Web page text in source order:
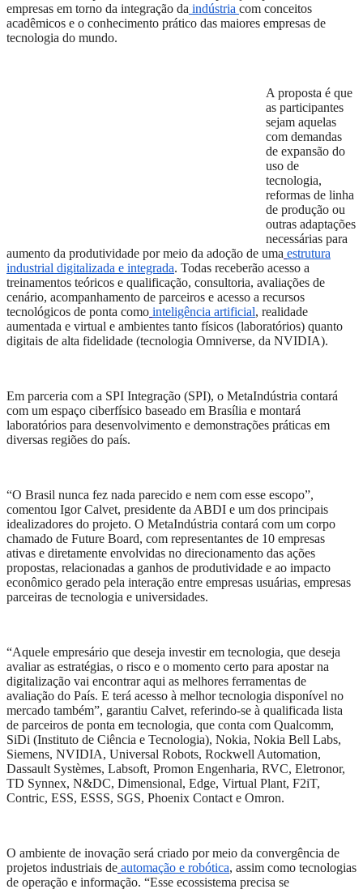
empresas em torno da integração da indústria com conceitos
acadêmicos e o conhecimento prático das maiores empresas de
tecnologia do mundo.
A proposta é que
as participantes
sejam aquelas
com demandas
de expansão do
uso de
tecnologia,
reformas de linha
de produção ou
outras adaptações
necessárias para
aumento da produtividade por meio da adoção de uma estrutura
industrial digitalizada e integrada. Todas receberão acesso a
treinamentos teóricos e qualificação, consultoria, avaliações de
cenário, acompanhamento de parceiros e acesso a recursos
tecnológicos de ponta como inteligência artificial, realidade
aumentada e virtual e ambientes tanto físicos (laboratórios) quanto
digitais de alta fidelidade (tecnologia Omniverse, da NVIDIA).
Em parceria com a SPI Integração (SPI), o MetaIndústria contará
com um espaço ciberfísico baseado em Brasília e montará
laboratórios para desenvolvimento e demonstrações práticas em
diversas regiões do país.
“O Brasil nunca fez nada parecido e nem com esse escopo”,
comentou Igor Calvet, presidente da ABDI e um dos principais
idealizadores do projeto. O MetaIndústria contará com um corpo
chamado de Future Board, com representantes de 10 empresas
ativas e diretamente envolvidas no direcionamento das ações
propostas, relacionadas a ganhos de produtividade e ao impacto
econômico gerado pela interação entre empresas usuárias, empresas
parceiras de tecnologia e universidades.
“Aquele empresário que deseja investir em tecnologia, que deseja
avaliar as estratégias, o risco e o momento certo para apostar na
digitalização vai encontrar aqui as melhores ferramentas de
avaliação do País. E terá acesso à melhor tecnologia disponível no
mercado também”, garantiu Calvet, referindo-se à qualificada lista
de parceiros de ponta em tecnologia, que conta com Qualcomm,
SiDi (Instituto de Ciência e Tecnologia), Nokia, Nokia Bell Labs,
Siemens, NVIDIA, Universal Robots, Rockwell Automation,
Dassault Systèmes, Labsoft, Promon Engenharia, RVC, Eletronor,
TD Synnex, N&DC, Dimensional, Edge, Virtual Plant, F2iT,
Contric, ESS, ESSS, SGS, Phoenix Contact e Omron.
O ambiente de inovação será criado por meio da convergência de
projetos industriais de automação e robótica, assim como tecnologias
de operação e informação. “Esse ecossistema precisa se